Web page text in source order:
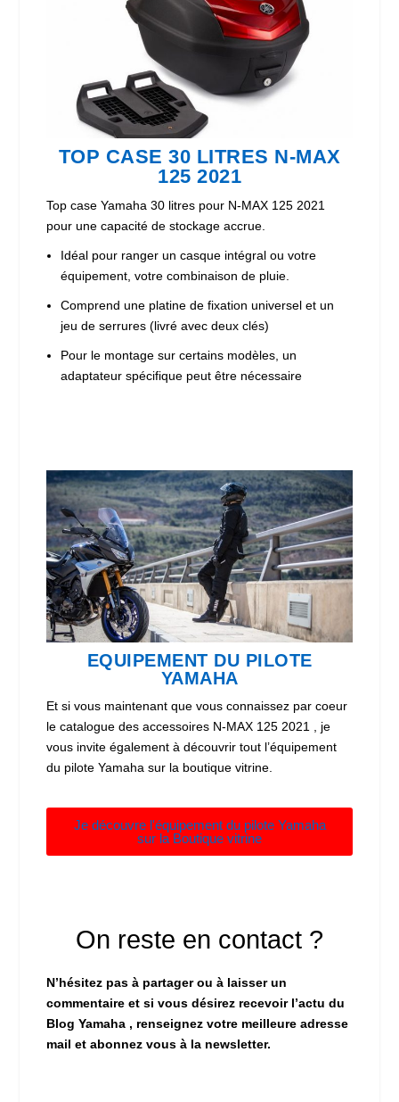
TOP CASE 30 LITRES N-MAX
125 2021
Top case Yamaha 30 litres pour N-MAX 125 2021
pour une capacité de stockage accrue.
Idéal pour ranger un casque intégral ou votre
équipement, votre combinaison de pluie.
Comprend une platine de fixation universel et un
jeu de serrures (livré avec deux clés)
Pour le montage sur certains modèles, un
adaptateur spécifique peut être nécessaire
EQUIPEMENT DU PILOTE
YAMAHA
Et si vous maintenant que vous connaissez par coeur
le catalogue des accessoires N-MAX 125 2021 , je
vous invite également à découvrir tout l’équipement
du pilote Yamaha sur la boutique vitrine.
Je découvre l'équipement du pilote Yamaha
sur la Boutique vitrine
On reste en contact ?
N’hésitez pas à partager ou à laisser un
commentaire et si vous désirez recevoir l’actu du
Blog Yamaha , renseignez votre meilleure adresse
mail et abonnez vous à la newsletter.